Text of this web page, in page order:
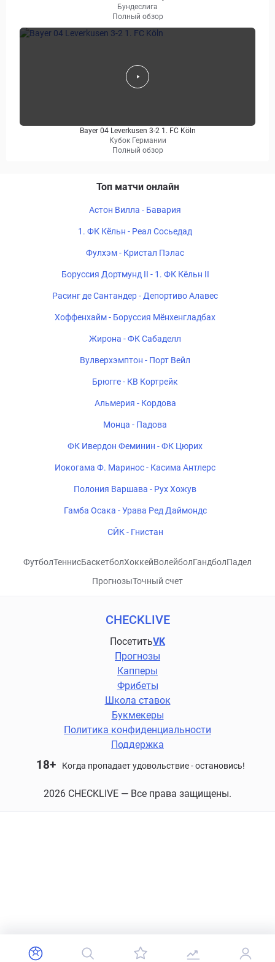
Бундеслига
Полный обзор
Bayer 04 Leverkusen 3-2 1. FC Köln
Кубок Германии
Полный обзор
Топ матчи онлайн
Астон Вилла - Бавария
1. ФК Кёльн - Реал Сосьедад
Фулхэм - Кристал Пэлас
Боруссия Дортмунд II - 1. ФК Кёльн II
Расинг де Сантандер - Депортиво Алавес
Хоффенхайм - Боруссия Мёнхенгладбах
Жирона - ФК Сабаделл
Вулверхэмптон - Порт Вейл
Брюгге - КВ Кортрейк
Альмерия - Кордова
Монца - Падова
ФК Ивердон Феминин - ФК Цюрих
Иокогама Ф. Маринос - Касима Антлерс
Полония Варшава - Рух Хожув
Гамба Осака - Урава Ред Даймондс
СЙК - Гнистан
ФутболТеннисБаскетболХоккейВолейболГандболПадел
ПрогнозыТочный счет
CHECKLIVE
ПосетитьVK
Прогнозы
Капперы
Фрибеты
Школа ставок
Букмекеры
Политика конфиденциальности
Поддержка
18+ Когда пропадает удовольствие - остановись!
2026 CHECKLIVE — Все права защищены.